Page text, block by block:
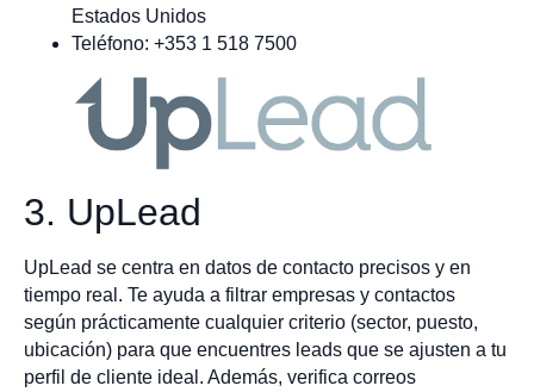
Estados Unidos
Teléfono: +353 1 518 7500
3. UpLead
UpLead se centra en datos de contacto precisos y en
tiempo real. Te ayuda a filtrar empresas y contactos
según prácticamente cualquier criterio (sector, puesto,
ubicación) para que encuentres leads que se ajusten a tu
perfil de cliente ideal. Además, verifica correos